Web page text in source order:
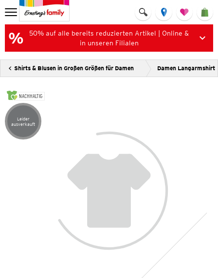
50% auf alle bereits reduzierten Artikel | Online &
in unseren Filialen
Shirts & Blusen in Großen Größen für Damen Damen Langarmshirt
NACHHALTIG
Artikel leider ausverkauft
Leider
ausverkauft